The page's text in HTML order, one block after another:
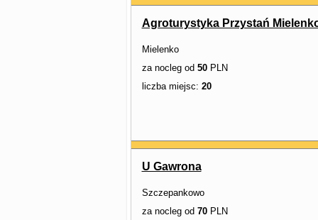
Agroturystyka Przystań
Mielenko
za nocleg od 50PLN
liczba miejsc: 20
U Gawrona
Szczepankowo
za nocleg od 70PLN